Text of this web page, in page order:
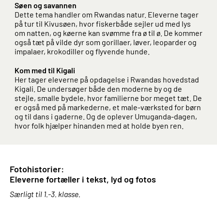
Søen og savannen
Dette tema handler om Rwandas natur. Eleverne tager
på tur til Kivusøen, hvor fiskerbåde sejler ud med lys
om natten, og køerne kan svømme fra ø til ø. De kommer
også tæt på vilde dyr som gorillaer, løver, leoparder og
impalaer, krokodiller og flyvende hunde.
Kom med til Kigali
Her tager eleverne på opdagelse i Rwandas hovedstad
Kigali. De undersøger både den moderne by og de
stejle, smalle bydele, hvor familierne bor meget tæt. De
er også med på markederne, et male-værksted for børn
og til dans i gaderne. Og de oplever Umuganda-dagen,
hvor folk hjælper hinanden med at holde byen ren.
Fotohistorier:
Eleverne fortæller i tekst, lyd og fotos
Særligt til 1.-3. klasse.